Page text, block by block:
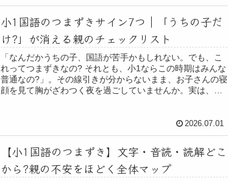
小1国語のつまずきサイン7つ｜「うちの子だ
け?」が消える親のチェックリスト
「なんだかうちの子、国語が苦手かもしれない。でも、こ
れってつまずきなの? それとも、小1ならこの時期はみんな
普通なの?」。その線引きが分からないまま、お子さんの寝
顔を見て胸がざわつく夜を過ごしていませんか。実は、そ
2026.07.01
【小1国語のつまずき】文字・音読・読解どこ
から?親の不安をほどく全体マップ